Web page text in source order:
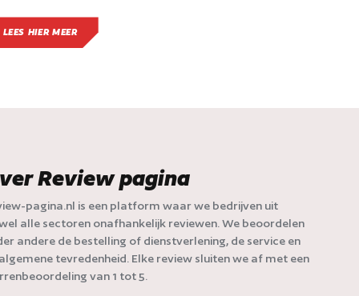
LEES HIER MEER
Review pagina
pagina.nl is een platform waar we bedrijven uit
alle sectoren onafhankelijk reviewen. We beoordelen
andere de bestelling of dienstverlening, de service en
tevredenheid. Elke review sluiten we af met een
van 1 tot 5.